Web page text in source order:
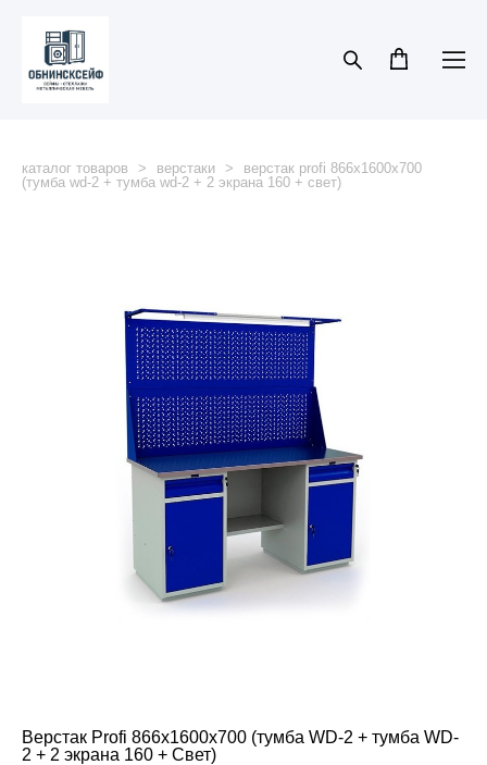
каталог товаров > верстаки >
верстак profi 866x1600x700
(тумба wd-2 + тумба wd-2 + 2 экрана 160 + свет)
Верстак Profi 866x1600x700 (тумба WD-2 + тумба WD-
2 + 2 экрана 160 + Свет)